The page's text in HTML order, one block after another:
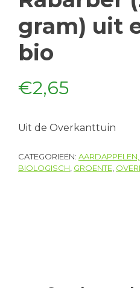
gram) uit
bio
€2,65
Uit de Overkanttuin
CATEGORIEËN:
BIOLOGISCH, GROENTE,